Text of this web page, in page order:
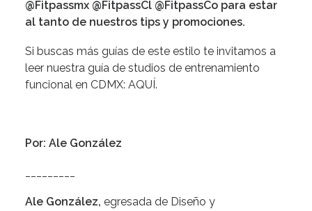
@Fitpassmx @FitpassCl @FitpassCo para estar
al tanto de nuestros tips y promociones.
Si buscas más guías de este estilo te invitamos a
leer nuestra guía de studios de entrenamiento
funcional en CDMX: AQUÍ.
Por: Ale González
Ale González, egresada de Diseño y